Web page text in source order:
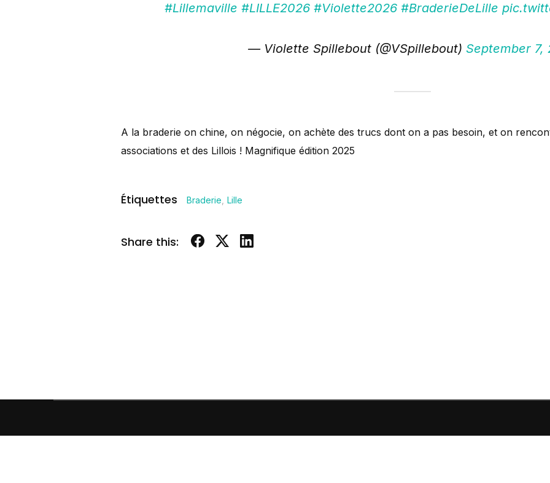
#Lillemaville #LILLE2026 #Violette2026 #BraderieDeLille
— Violette Spillebout (@VSpillebout) September 7,
A la braderie on chine, on négocie, on achète des trucs dont on a pas besoin, et on
associations et des Lillois ! Magnifique édition 2025
Étiquettes Braderie Lille
Share this: